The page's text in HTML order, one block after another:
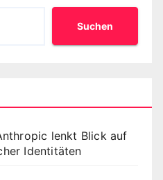
Suchen
lenkt Blick auf
Identitäten